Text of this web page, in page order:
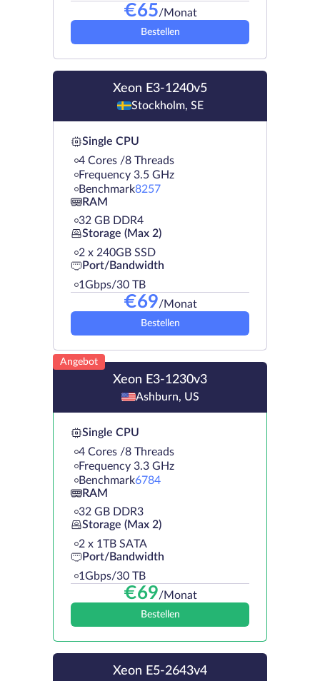
€65/Monat
Bestellen
Xeon E3-1240v5
Stockholm, SE
Single CPU
4 Cores /8 Threads
Frequency 3.5 GHz
Benchmark8257
RAM
32 GB DDR4
Storage (Max 2)
2 х 240GB SSD
Port/Bandwidth
1Gbps/30 TB
€69/Monat
Bestellen
Angebot
Xeon E3-1230v3
Ashburn, US
Single CPU
4 Cores /8 Threads
Frequency 3.3 GHz
Benchmark6784
RAM
32 GB DDR3
Storage (Max 2)
2 х 1TB SATA
Port/Bandwidth
1Gbps/30 TB
€69/Monat
Bestellen
Xeon E5-2643v4